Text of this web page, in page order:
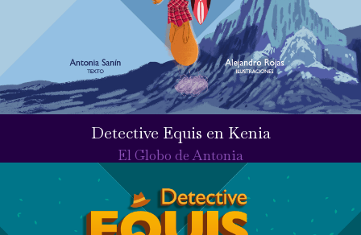
Detective Equis en Kenia
El Globo de Antonia